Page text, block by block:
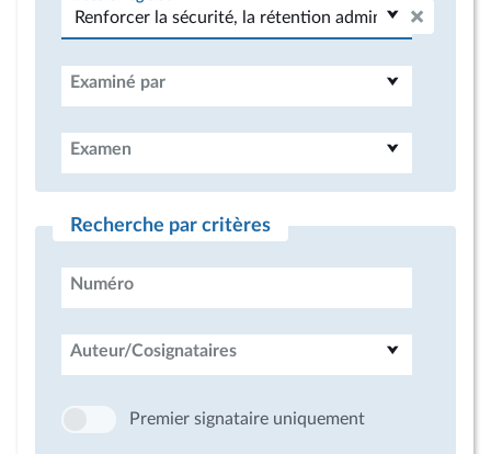
Examiné par
Examen
Recherche par critères
Numéro
Auteur/Cosignataires
Premier signataire uniquement